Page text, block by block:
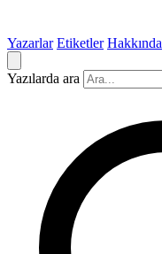
Yazarlar Etiketler Hakkında
Yazılarda ara